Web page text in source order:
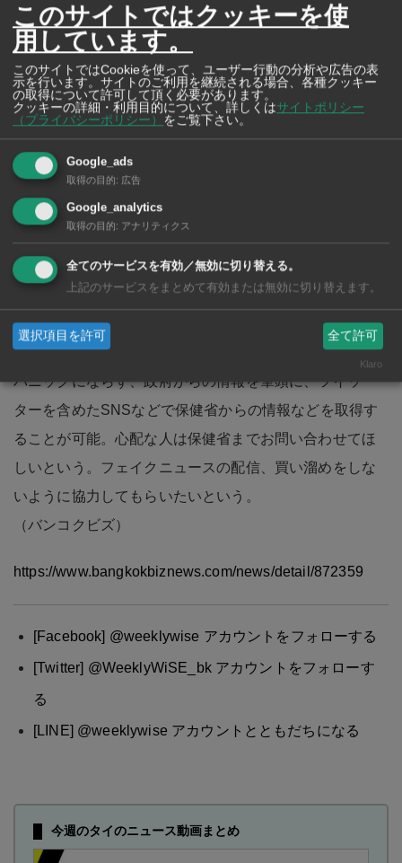
処置の適用については現時点では発表さ
れず
非常事態宣言は26日から適用されるが、具体的処置の適
用については後日発表するという。対策方法を担当する
委員会がこれを検討する。
具体的処置の内容は厳しくなるかもしれないが、命令よ
りも、国民に協力してもらう形にしたいとされる。地方
への帰省の待機を要請するとともに、感染者の数がさら
に増加した場合、仮設病棟や多くの人を隔離できるス
ペースの確保。医療機器などの準備も進める。
パニックにならず、政府からの情報を筆頭に、ツイッ
ターを含めたSNSなどで保健省からの情報などを取得す
ることが可能。心配な人は保健省までお問い合わせてほ
しいという。フェイクニュースの配信、買い溜めをしな
いように協力してもらいたいという。
（バンコクビズ）
https://www.bangkokbiznews.com/news/detail/872359
[Facebook] @weeklywise アカウントをフォローする
[Twitter] @WeeklyWiSE_bk アカウントをフォローす
る
[LINE] @weeklywise アカウントとともだちになる
今週のタイのニュース動画まとめ
このサイトではクッキーを使
用しています。
このサイトではCookieを使って、ユーザー行動の分析や広告の表
示を行います。サイトのご利用を継続される場合、各種クッキー
の取得について許可して頂く必要があります。
クッキーの詳細・利用目的について、詳しくはサイトポリシー
（プライバシーポリシー）
をご覧下さい。
Google_ads
取得の目的: 広告
Google_analytics
取得の目的: アナリティクス
全てのサービスを有効／無効に切り替える。
上記のサービスをまとめて有効または無効に切り替えます。
選択項目を許可 全て許可
Klaro